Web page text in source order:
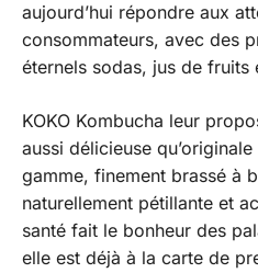
aujourd’hui répondre aux
consommateurs, avec des
éternels sodas, jus de fruits
KOKO Kombucha leur
aussi délicieuse
gamme, finement brassé à
naturellement pétillante et
santé fait le bonheur des
elle est déjà à la carte de